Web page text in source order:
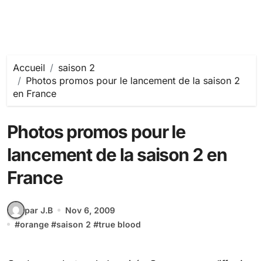
Accueil
saison 2
Photos promos pour le lancement de la saison 2
en France
Photos promos pour le
lancement de la saison 2 en
France
par J.B
Nov 6, 2009
#orange #saison 2 #true blood